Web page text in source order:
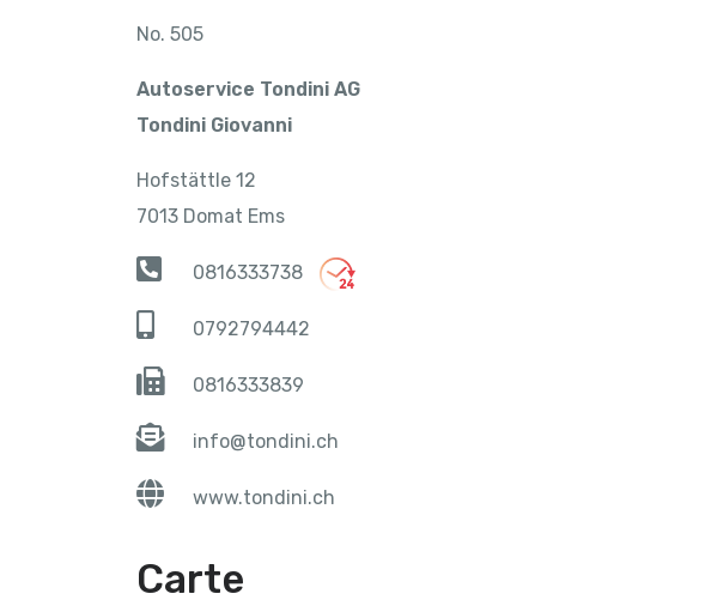
No. 505
Autoservice Tondini AG
Tondini Giovanni
Hofstättle 12
7013 Domat Ems
0816333738
0792794442
0816333839
info@tondini.ch
www.tondini.ch
Carte